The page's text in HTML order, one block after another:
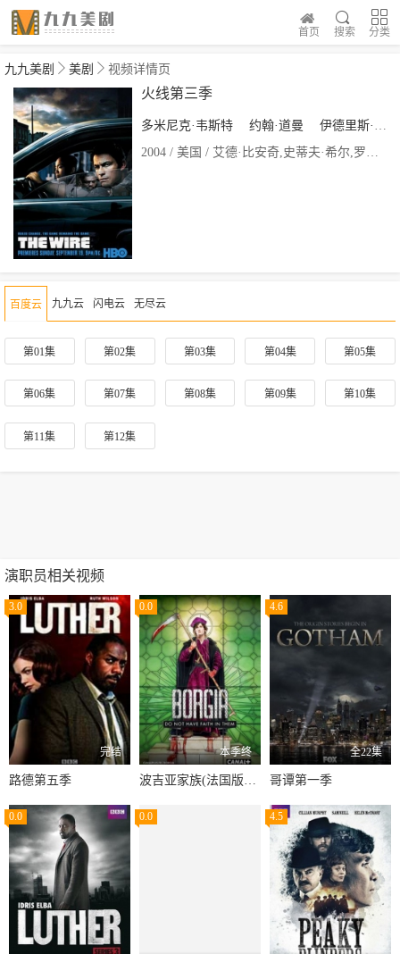
分类
搜索
首页
九九美剧 美剧 视频详情页
火线第三季
多米尼克·韦斯特 约翰·道曼
伊德里斯·艾尔巴
2004 / 美国 / 艾德·比安奇,史蒂夫·希尔,罗伯·拜利,厄内斯特·R·迪克森,丹尼尔·艾提奥斯,莱斯利·利伯曼,蒂莫西·范·帕腾,阿格涅丝卡·霍兰,阿莱克斯·扎克雷泽夫斯基,克里斯汀·摩尔,乔·施佩尔
百度云 九九云 闪电云 无尽云
第01集 第02集 第03集 第04集 第05集
第06集 第07集 第08集 第09集 第10集
第11集 第12集
演职员相关视频
3.0
完结
路德第五季
0.0
本季终
波吉亚家族(法国版)第一季
4.6
全22集
哥谭第一季
0.0 0.0 4.5